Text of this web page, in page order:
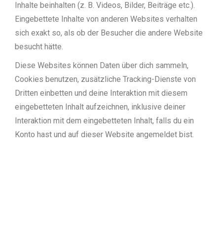
Inhalte beinhalten (z. B. Videos, Bilder, Beiträge etc.).
Eingebettete Inhalte von anderen Websites verhalten
sich exakt so, als ob der Besucher die andere Website
besucht hätte.
Diese Websites können Daten über dich sammeln,
Cookies benutzen, zusätzliche Tracking-Dienste von
Dritten einbetten und deine Interaktion mit diesem
eingebetteten Inhalt aufzeichnen, inklusive deiner
Interaktion mit dem eingebetteten Inhalt, falls du ein
Konto hast und auf dieser Website angemeldet bist.